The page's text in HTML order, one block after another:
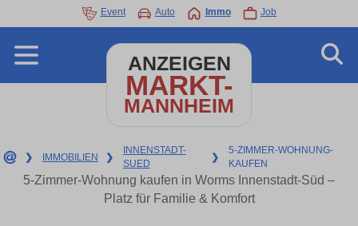
Event Auto Immo Job
ANZEIGEN
MARKT-
MANNHEIM
❯ IMMOBILIEN ❯
INNENSTADT-
SUED
❯
5-ZIMMER-WOHNUNG-
KAUFEN
5-Zimmer-Wohnung kaufen in Worms Innenstadt-Süd –
Platz für Familie & Komfort